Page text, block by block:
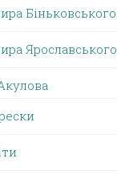
Біньковського
Ярославського